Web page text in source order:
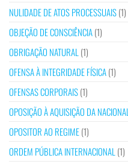
NULIDADE DE ATOS PROCESSUAIS(1)
OBJEÇÃO DE CONSCIÊNCIA(1)
OBRIGAÇÃO NATURAL (1)
OFENSA À INTEGRIDADE FÍSICA(1)
OFENSAS CORPORAIS(1)
OPOSIÇÃO À AQUISIÇÃO DA
OPOSITOR AO REGIME(1)
ORDEM PÚBLICA INTERNACIONAL (1)